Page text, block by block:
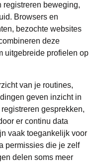
registreren beweging,
Browsers en
bezochte websites
deze
uitgebreide profielen op
van je routines,
geven inzicht in
gesprekken,
er continu data
vaak toegankelijk voor
permissies die je zelf
delen soms meer